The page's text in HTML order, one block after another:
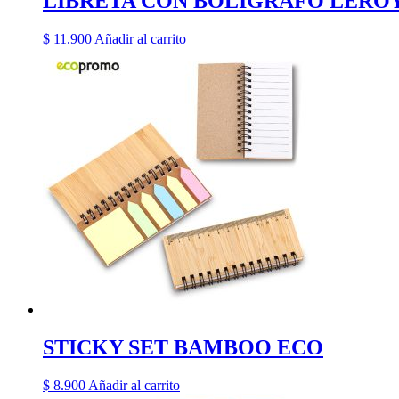
$ 11.900 Añadir al carrito
STICKY SET BAMBOO ECO
$ 8.900 Añadir al carrito